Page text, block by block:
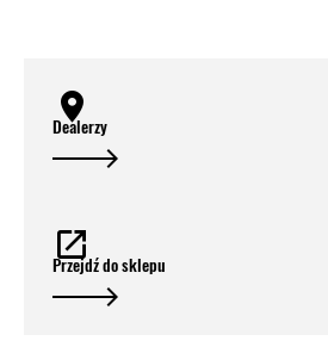
Dealerzy
Przejdź do sklepu